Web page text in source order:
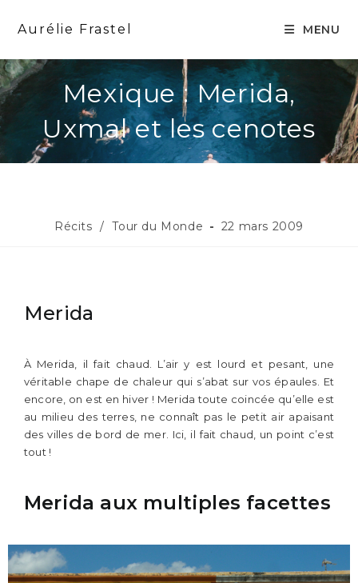
Aurélie Frastel MENU
Mexique : Merida,
Uxmal et les cenotes
Récits / Tour du Monde 22 mars 2009
Merida
À Merida, il fait chaud. L’air y est lourd et pesant, une
véritable chape de chaleur qui s’abat sur vos épaules. Et
encore, on est en hiver ! Merida toute coincée qu’elle est
au milieu des terres, ne connaît pas le petit air apaisant
des villes de bord de mer. Ici, il fait chaud, un point c’est
tout !
Merida aux multiples facettes